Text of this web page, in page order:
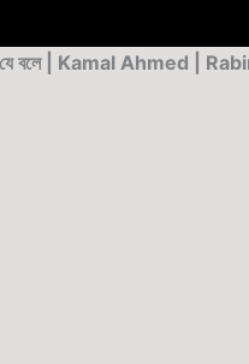
বলে | Kamal Ahmed |